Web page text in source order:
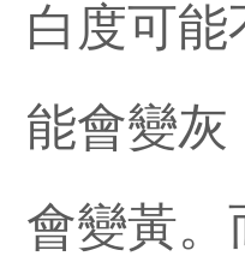
白度可能
能會變灰
會變黃。